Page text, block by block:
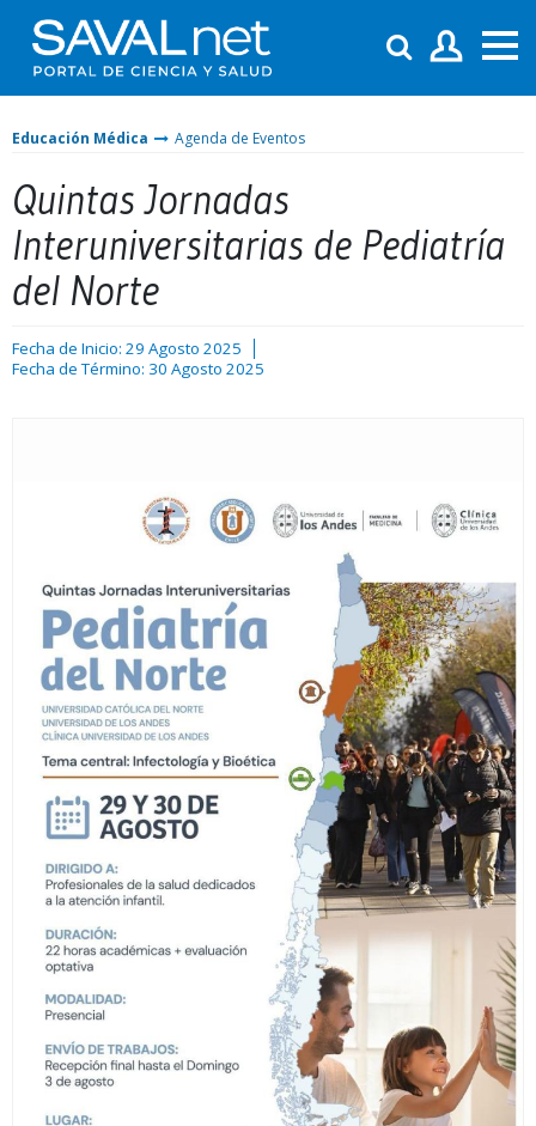
Educación Médica Agenda de Eventos
Quintas Jornadas
Interuniversitarias de Pediatría
del Norte
Fecha de Inicio: 29 Agosto 2025
Fecha de Término: 30 Agosto 2025